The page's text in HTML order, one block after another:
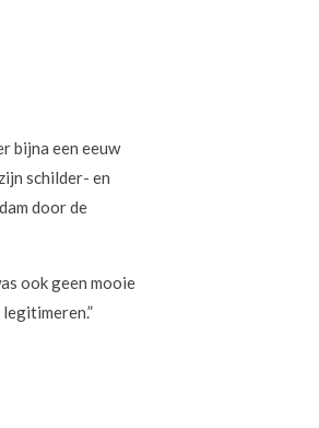
bijna een eeuw
schilder- en
door de
ook geen mooie